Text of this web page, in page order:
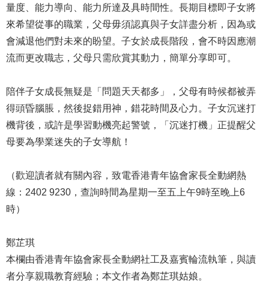
量度、能力導向、能力所達及具時間性。長期目標即子女將
來希望從事的職業，父母毋須認真與子女詳盡分析，因為或
會減退他們對未來的盼望。子女於成長階段，會不時因應潮
流而更改職志，父母只需欣賞其動力，簡單分享即可。
陪伴子女成長無疑是「問題天天都多」，父母有時候都被弄
得頭昏腦脹，然後捉錯用神，錯花時間及心力。子女沉迷打
機背後，或許是學習動機亮起警號，「沉迷打機」正提醒父
母要為學業迷失的子女導航！
（歡迎讀者就有關內容，致電香港青年協會家長全動網熱
線：2402 9230，查詢時間為星期一至五上午9時至晚上6
時）
鄭芷琪
本欄由香港青年協會家長全動網社工及嘉賓輪流執筆，與讀
者分享親職教育經驗；本文作者為鄭芷琪姑娘。